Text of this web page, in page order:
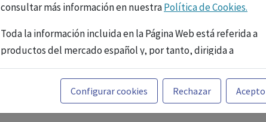
consultar más información en nuestraPolítica de Cookies.
Toda la información incluida en la Página Web está referida a
productos del mercado español y, por tanto, dirigida a
profesionales sanitarios legalmente facultados para
prescribir o dispensar medicamentos con ejercicio
profesional. La información técnica de los fármacos se facilita
a título meramente informativo, siendo responsabilidad de
Configurar cookies Rechazar Acepto